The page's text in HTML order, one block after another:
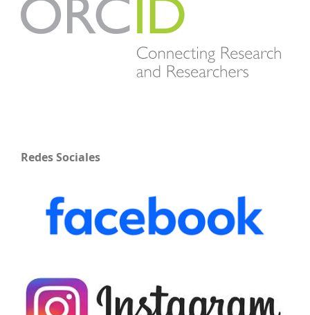
Redes Sociales